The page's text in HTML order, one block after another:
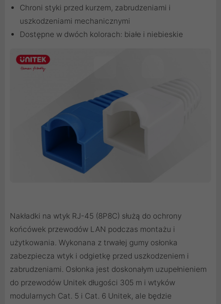
Chroni styki przed kurzem, zabrudzeniami i
uszkodzeniami mechanicznymi
Dostępne w dwóch kolorach: białe i niebieskie
Nakładki na wtyk RJ-45 (8P8C) służą do ochrony
końcówek przewodów LAN podczas montażu i
użytkowania. Wykonana z trwałej gumy osłonka
zabezpiecza wtyk i odgietkę przed uszkodzeniem i
zabrudzeniami. Osłonka jest doskonałym uzupełnieniem
do przewodów Unitek długości 305 m i wtyków
modularnych Cat. 5 i Cat. 6 Unitek, ale będzie